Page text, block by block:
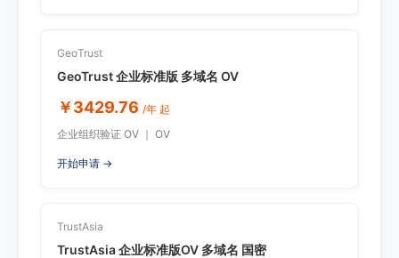
GeoTrust
GeoTrust 企业标准版 多域名 OV
￥3429.76 /年 起
企业组织验证 OV ｜ OV
开始申请 →
TrustAsia
TrustAsia 企业标准版OV 多域名 国密